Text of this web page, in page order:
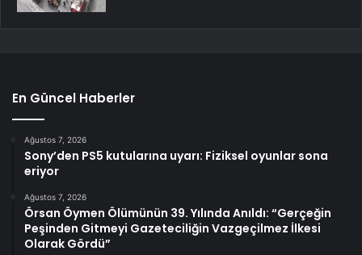
En Güncel Haberler
Ağustos 7, 2026
Sony’den PS5 kutularına uyarı: Fiziksel oyunlar sona
eriyor
Ağustos 7, 2026
Örsan Öymen Ölümünün 39. Yılında Anıldı: “Gerçeğin
Peşinden Gitmeyi Gazeteciliğin Vazgeçilmez İlkesi
Olarak Gördü”